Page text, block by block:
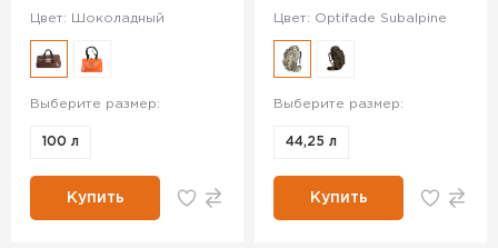
Цвет: Шоколадный
Выберите размер:
100 л
Купить
Цвет: Optifade Subalpine
Выберите размер:
44,25 л
Купить